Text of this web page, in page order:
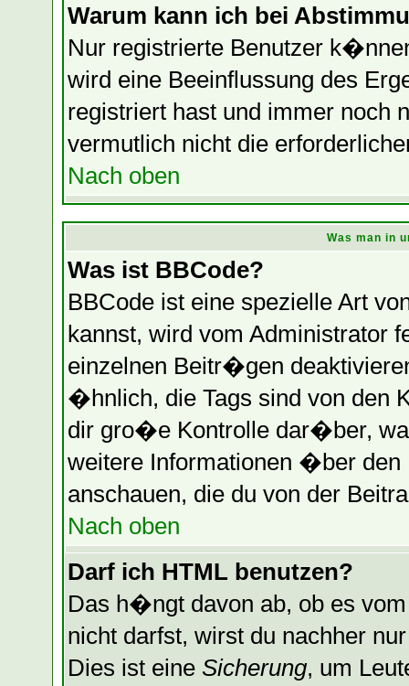
Warum kann ich bei
Nur registrierte Benutzer
wird eine Beeinflussung des
registriert hast und immer noch
vermutlich nicht die
Nach oben
Was man in
Was ist BBCode?
BBCode ist eine spezielle Art
kannst, wird vom Administrator
einzelnen Beitr�gen
�hnlich, die Tags sind von den
dir gro�e Kontrolle dar�ber,
weitere Informationen �ber den
anschauen, die du von der
Nach oben
Darf ich HTML benutzen?
Das h�ngt davon ab, ob es
nicht darfst, wirst du nachher
Dies ist eine Sicherung, um